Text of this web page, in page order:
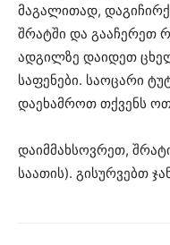
მაგალითად,
შრატში და გააჩერეთ
ადგილზე დაიდეთ
საფენები. საოცარი
დაეხამროთ თქვენს
დაიმმახსოვრეთ,
საათის). გისურვებთ